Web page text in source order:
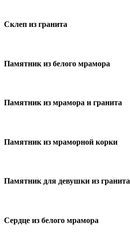
Склеп из гранита
Памятник из белого мрамора
Памятник из мрамора и гранита
Памятник из мраморной корки
Памятник для девушки из гранита
Сердце из белого мрамора